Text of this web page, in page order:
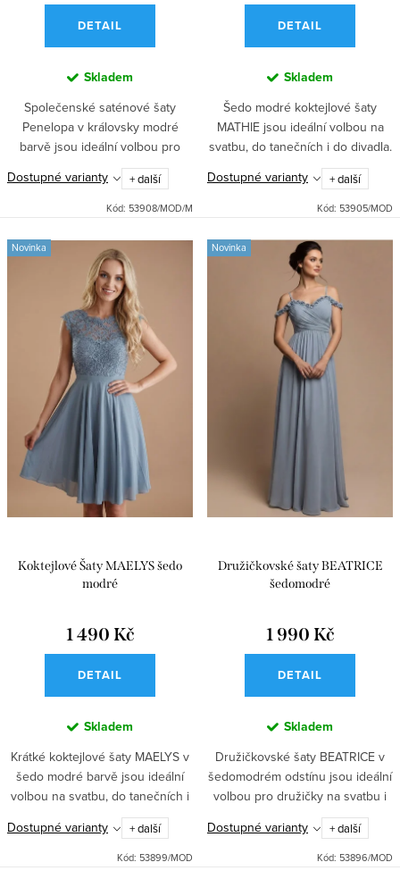
DETAIL
Skladem
Společenské saténové šaty
Penelopa v královsky modré
barvě jsou ideální volbou pro
plesovou sezónu díky svému
elegantnímu korzetovému topu a
dlouhé sukni s rozparkem.
Dostupné varianty + další
Kód: 53908/MOD/M
DETAIL
Skladem
Šedo modré koktejlové šaty
MATHIE jsou ideální volbou na
svatbu, do tanečních i do divadla.
Přiléhavý top s vyztuženým
výstřihem a kolová sukně se
spodničkou zaručí elegantní...
Dostupné varianty + další
Kód: 53905/MOD
Novinka
Koktejlové Šaty MAELYS šedo
modré
1 490 Kč
DETAIL
Skladem
Krátké koktejlové šaty MAELYS v
šedo modré barvě jsou ideální
volbou na svatbu, do tanečních i
do divadla. Krajkový živůtek,
kolová sukně se spodničkou a
vyztužená hrudní část...
Dostupné varianty + další
Kód: 53899/MOD
Novinka
Družičkovské šaty BEATRICE
šedomodré
1 990 Kč
DETAIL
Skladem
Družičkovské šaty BEATRICE v
šedomodrém odstínu jsou ideální
volbou pro družičky na svatbu i
do tanečních. Mají elegantní
výstřih s odhalenými rameny,
jemná nastavitelná ramínka...
Dostupné varianty + další
Kód: 53896/MOD